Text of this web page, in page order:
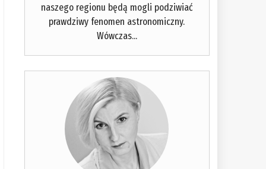
naszego regionu będą mogli podziwiać
prawdziwy fenomen astronomiczny.
Wówczas...